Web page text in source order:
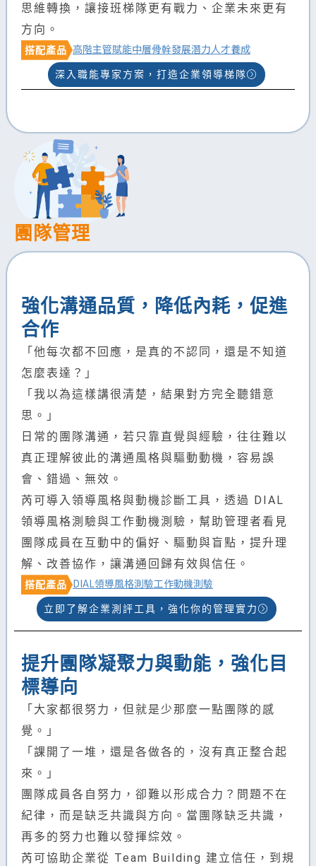
思維轉換，讓接班梯隊更有戰力、企業未來更有
方向。
搭配產品 高階主管賦能中層骨幹發展潛力人才養成
深入職能專家方案，打造企業領導梯隊
團隊管理
強化溝通品質，降低內耗，促進
合作
「他每次都不回應，是真的不認同，還是不知道
怎麼表達？」
「我以為這樣講很清楚，結果對方完全聽錯意
思。」
日常的團隊溝通，若只靠直覺與經驗，往往難以
真正理解彼此的溝通風格與驅動動機，容易誤
會、錯過、無效。
芮可導入領導風格與動機診斷工具，透過 DIAL
領導風格測驗與工作動機測驗，幫助管理者看見
團隊成員在互動中的偏好、驅動與盲點，提升理
解、改善協作，讓溝通回歸有效與信任。
搭配產品 DIAL領導風格測驗工作動機測驗
立即了解企業測評工具，強化你的管理實力
提升團隊凝聚力與動能，強化目
標導向
「大家都很努力，但就是少那麼一點團隊的感
覺。」
「課開了一堆，還是各做各的，沒有真正整合起
來。」
團隊成員各自努力，卻難以形成合力？問題不在
紀律，而是缺乏共識與方向。當團隊缺乏共識，
再多的努力也難以發揮綜效。
芮可協助企業從 Team Building 建立信任，到規